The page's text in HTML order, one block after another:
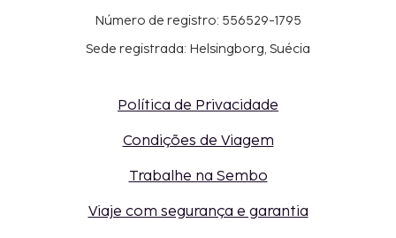
Número de registro: 556529-1795
Sede registrada: Helsingborg, Suécia
Política de Privacidade
Condições de Viagem
Trabalhe na Sembo
Viaje com segurança e garantia